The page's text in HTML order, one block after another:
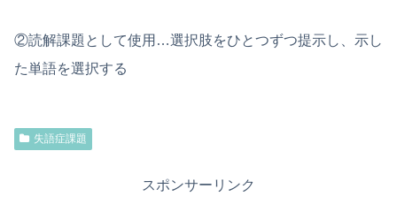
②読解課題として使用…選択肢をひとつずつ提示し、示し
た単語を選択する
失語症課題
スポンサーリンク